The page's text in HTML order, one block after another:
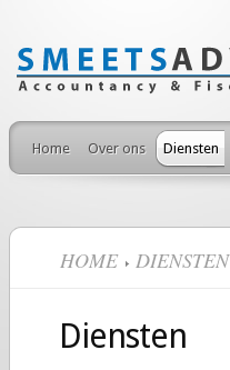
Home Over ons Diensten
HOME DIENSTEN
Diensten